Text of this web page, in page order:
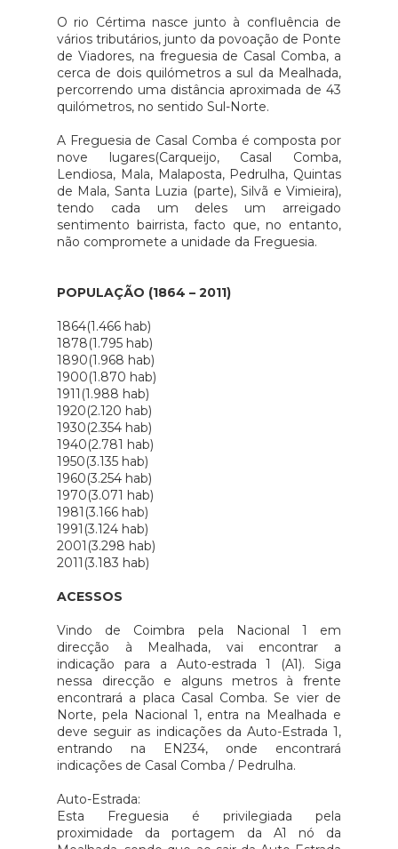
O rio Cértima nasce junto à confluência de
vários tributários, junto da povoação de Ponte
de Viadores, na freguesia de Casal Comba, a
cerca de dois quilómetros a sul da Mealhada,
percorrendo uma distância aproximada de 43
quilómetros, no sentido Sul-Norte.
A Freguesia de Casal Comba é composta por
nove lugares(Carqueijo, Casal Comba,
Lendiosa, Mala, Malaposta, Pedrulha, Quintas
de Mala, Santa Luzia (parte), Silvã e Vimieira),
tendo cada um deles um arreigado
sentimento bairrista, facto que, no entanto,
não compromete a unidade da Freguesia.
POPULAÇÃO (1864 – 2011)
1864(1.466 hab)
1878(1.795 hab)
1890(1.968 hab)
1900(1.870 hab)
1911(1.988 hab)
1920(2.120 hab)
1930(2.354 hab)
1940(2.781 hab)
1950(3.135 hab)
1960(3.254 hab)
1970(3.071 hab)
1981(3.166 hab)
1991(3.124 hab)
2001(3.298 hab)
2011(3.183 hab)
ACESSOS
Vindo de Coimbra pela Nacional 1 em
direcção à Mealhada, vai encontrar a
indicação para a Auto-estrada 1 (A1). Siga
nessa direcção e alguns metros à frente
encontrará a placa Casal Comba. Se vier de
Norte, pela Nacional 1, entra na Mealhada e
deve seguir as indicações da Auto-Estrada 1,
entrando na EN234, onde encontrará
indicações de Casal Comba / Pedrulha.
Auto-Estrada:
Esta Freguesia é privilegiada pela
proximidade da portagem da A1 nó da